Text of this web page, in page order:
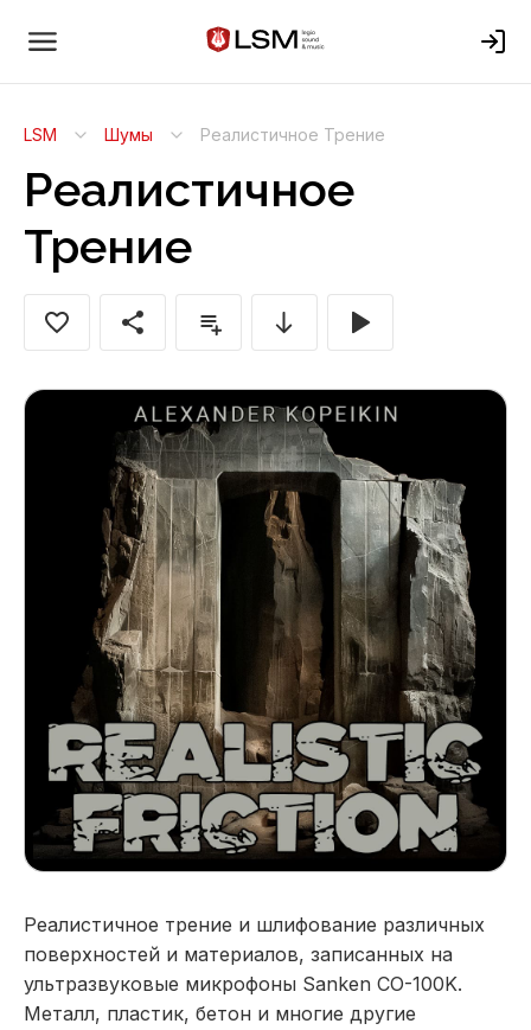
LSM Шумы Реалистичное Трение
Реалистичное
Трение
Реалистичное трение и шлифование различных
поверхностей и материалов, записанных на
ультразвуковые микрофоны Sanken CO-100K.
Металл, пластик, бетон и многие другие